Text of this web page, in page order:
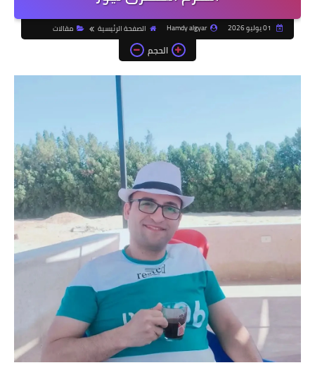
Hamdy algyar الصفحة الرئيسية مقالات
الحجم